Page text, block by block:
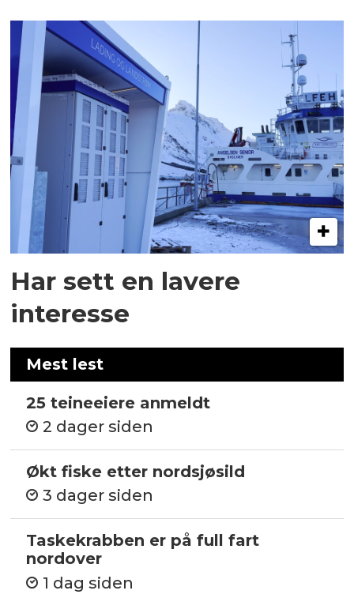
Har sett en lavere
interesse
Mest lest
25 teineeiere anmeldt
2 dager siden
Økt fiske etter nordsjøsild
3 dager siden
Taskekrabben er på full fart
nordover
1 dag siden